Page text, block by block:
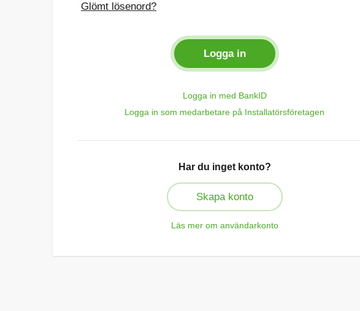
Glömt lösenord?
Logga in med BankID
Logga in som medarbetare på Installatörsföretagen
Har du inget konto?
Skapa konto
Läs mer om användarkonto